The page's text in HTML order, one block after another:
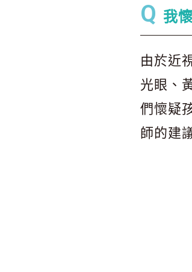
Q 我
由於近
光眼、
們懷疑
師的建